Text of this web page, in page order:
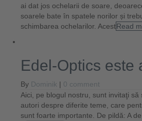
ai dat jos ochelarii de soare,
soarele bate în spatele norilor și
schimbarea ochelarilor. AcestRead
Edel-Optics este
By Dominik | 0 comment
Aici, pe blogul nostru, sunt invitaţi
autori despre diferite teme, care
sunt foarte importante. De pildă: A